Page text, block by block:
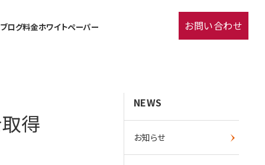
ログ料金ホワイトペーパー お問い合わせ
得
NEWS
お知らせ